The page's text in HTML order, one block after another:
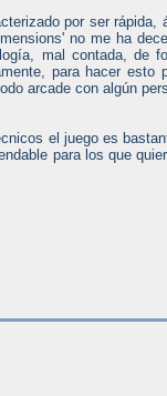
por ser
no me ha
mal contada, de
para hacer esto
arcade con algún
el juego es
para los que